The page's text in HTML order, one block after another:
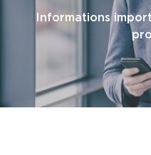
Informations